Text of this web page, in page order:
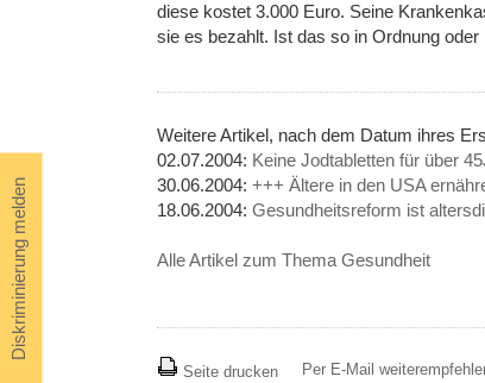
Diskriminierung melden
diese kostet 3.000 Euro. Seine
sie es bezahlt. Ist das so in Ordnung oder
Weitere Artikel, nach dem Datum ihres
02.07.2004: Keine Jodtabletten für über
30.06.2004: +++ Ältere in den USA
18.06.2004: Gesundheitsreform ist
Alle Artikel zum Thema Gesundheit
Seite drucken Per E-Mail